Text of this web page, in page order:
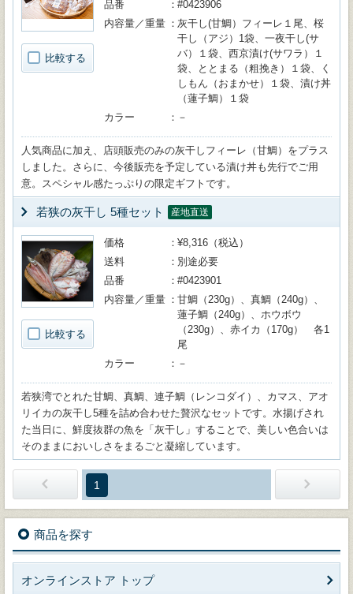
比較する
品番
#0423906
内容量／重量
灰干し(甘鯛）フィーレ１尾、桜
干し（アジ）1袋、一夜干し(サ
バ）１袋、西京漬け(サワラ）１
袋、ととまる（粗挽き）１袋、く
しもん（おまかせ）１袋、漬け丼
（蓮子鯛）１袋
カラー
－
人気商品に加え、店頭販売のみの灰干しフィーレ（甘鯛）をプラス
しました。さらに、今後販売を予定している漬け丼も先行でご用
意。スペシャル感たっぷりの限定ギフトです。
若狭の灰干し 5種セット 産地直送
比較する
価格
¥8,316（税込）
送料
別途必要
品番
#0423901
内容量／重量
甘鯛（230g）、真鯛（240g）、
蓮子鯛（240g）、ホウボウ
（230g）、赤イカ（170g） 各1
尾
カラー
－
若狭湾でとれた甘鯛、真鯛、連子鯛（レンコダイ）、カマス、アオ
リイカの灰干し5種を詰め合わせた贅沢なセットです。水揚げされ
た当日に、鮮度抜群の魚を「灰干し」することで、美しい色合いは
そのままにおいしさをまるごと凝縮しています。
1
商品を探す
オンラインストア トップ